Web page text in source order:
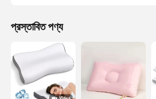
প্রস্তাবিত পণ্য